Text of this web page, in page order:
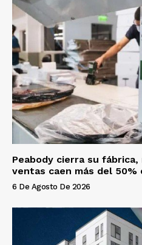
Peabody cierra su
ventas caen más del 50%
6 De Agosto De 2026